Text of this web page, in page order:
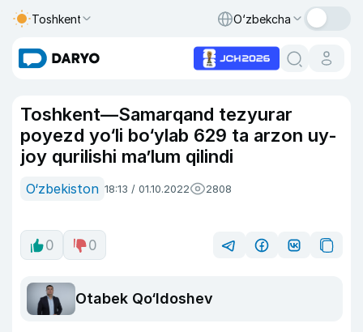
Toshkent O‘zbekcha
Toshkent—Samarqand tezyurar
poyezd yo‘li bo‘ylab 629 ta arzon uy-
joy qurilishi ma’lum qilindi
O‘zbekiston 18:13 / 01.10.2022 2808
0 0
Otabek Qo‘ldoshev